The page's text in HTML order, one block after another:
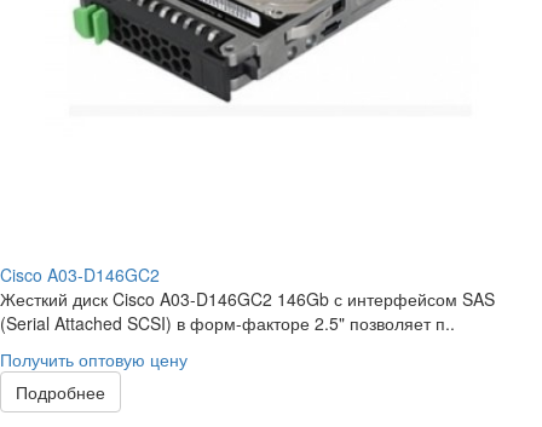
Cisco A03-D146GC2
Жесткий диск Cisco A03-D146GC2 146Gb с интерфейсом SAS
(Serial Attached SCSI) в форм-факторе 2.5" позволяет п..
Получить оптовую цену
Подробнее